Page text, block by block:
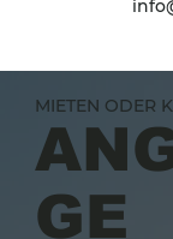
MIETEN ODER
GE